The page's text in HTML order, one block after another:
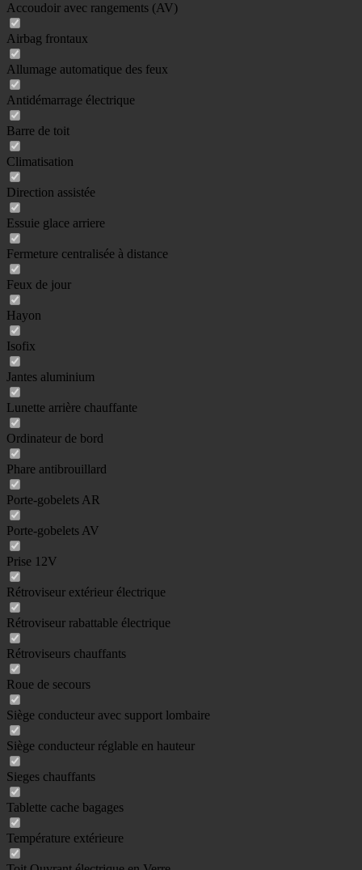
Accoudoir avec rangements (AV)
Airbag frontaux
Allumage automatique des feux
Antidémarrage électrique
Barre de toit
Climatisation
Direction assistée
Essuie glace arriere
Fermeture centralisée à distance
Feux de jour
Hayon
Isofix
Jantes aluminium
Lunette arrière chauffante
Ordinateur de bord
Phare antibrouillard
Porte-gobelets AR
Porte-gobelets AV
Prise 12V
Rétroviseur extérieur électrique
Rétroviseur rabattable électrique
Rétroviseurs chauffants
Roue de secours
Siège conducteur avec support lombaire
Siège conducteur réglable en hauteur
Sieges chauffants
Tablette cache bagages
Température extérieure